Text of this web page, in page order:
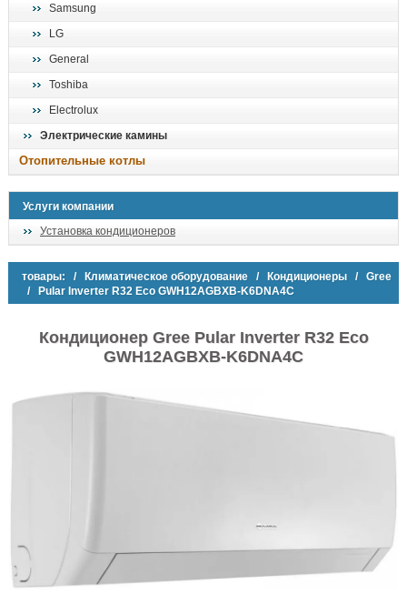
Samsung
LG
General
Toshiba
Electrolux
Электрические камины
Отопительные котлы
Услуги компании
Установка кондиционеров
товары: / Климатическое оборудование / Кондиционеры / Gree
/ Pular Inverter R32 Есо GWH12AGBXB-K6DNA4C
Кондиционер Gree Pular Inverter R32 Есо
GWH12AGBXB-K6DNA4C